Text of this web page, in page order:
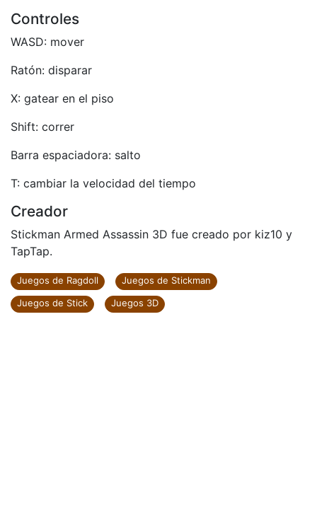
Controles
WASD: mover
Ratón: disparar
X: gatear en el piso
Shift: correr
Barra espaciadora: salto
T: cambiar la velocidad del tiempo
Creador
Stickman Armed Assassin 3D fue creado por kiz10 y
TapTap.
Juegos de Ragdoll
Juegos de Stickman
Juegos de Stick
Juegos 3D